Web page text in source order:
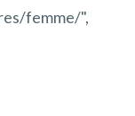
femme/",